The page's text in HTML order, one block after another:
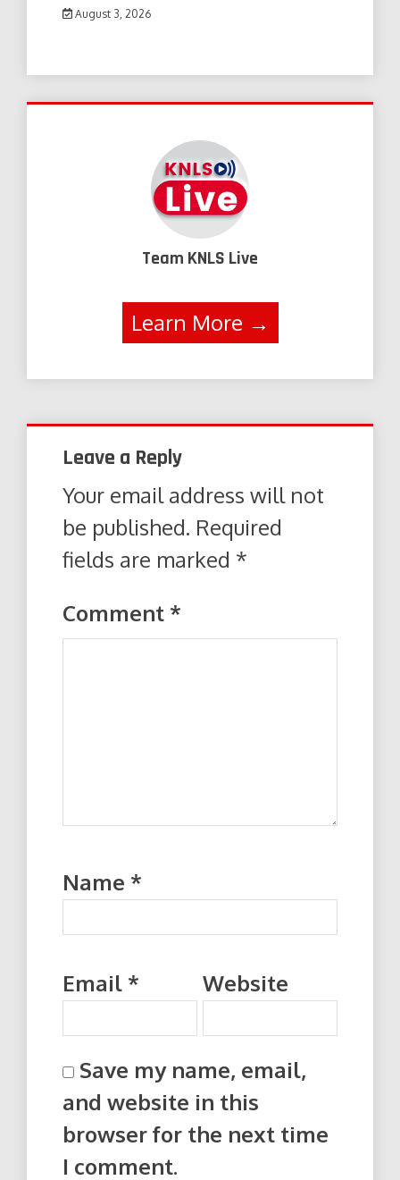
August 3, 2026
Team KNLS Live
Learn More →
Leave a Reply
Your email address will not
be published. Required
fields are marked *
Comment *
Name *
Email * Website
Save my name, email,
and website in this
browser for the next time
I comment.